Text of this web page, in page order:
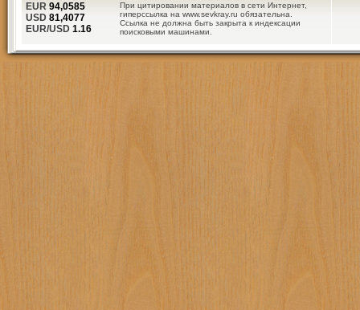
При цитировании материалов в сети Интернет,
гиперссылка на www.sevkray.ru обязательна.
Ссылка не должна быть закрыта к индексации
поисковыми машинами.
EUR 94,0585
USD 81,4077
EUR/USD 1.16